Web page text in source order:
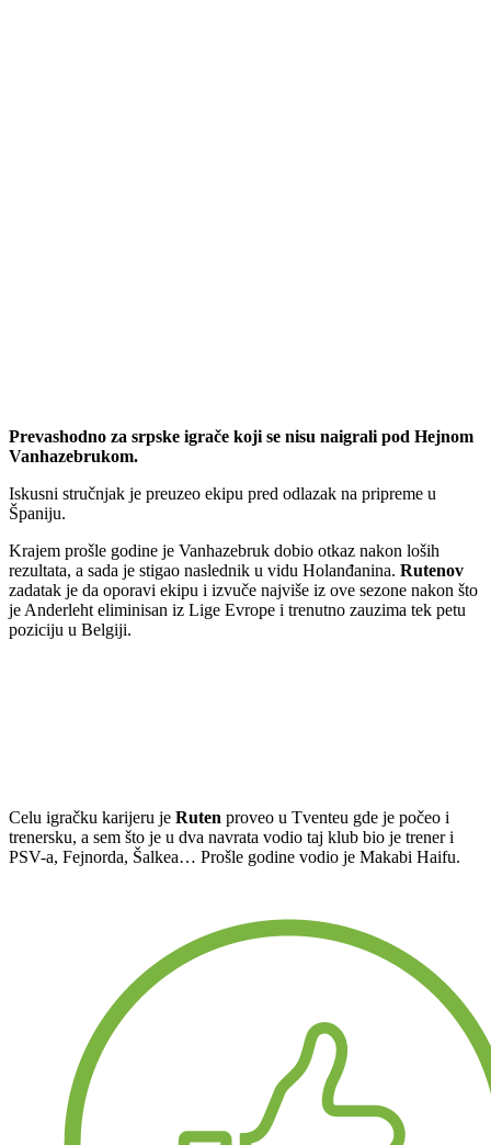
Prevashodno za srpske igrače koji se nisu naigrali pod Hejnom
Vanhazebrukom.
Iskusni stručnjak je preuzeo ekipu pred odlazak na pripreme u
Španiju.
Krajem prošle godine je Vanhazebruk dobio otkaz nakon loših
rezultata, a sada je stigao naslednik u vidu Holanđanina. Rutenov
zadatak je da oporavi ekipu i izvuče najviše iz ove sezone nakon što
je Anderleht eliminisan iz Lige Evrope i trenutno zauzima tek petu
poziciju u Belgiji.
Celu igračku karijeru je Ruten proveo u Tventeu gde je počeo i
trenersku, a sem što je u dva navrata vodio taj klub bio je trener i
PSV-a, Fejnorda, Šalkea… Prošle godine vodio je Makabi Haifu.